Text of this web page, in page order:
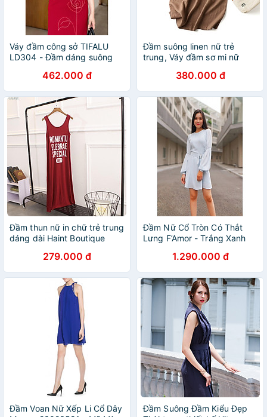
Váy đầm công sở TIFALU
LD304 - Đầm dáng suông
462.000 đ
Đầm suông linen nữ trẻ
trung, Váy đầm sơ mi nữ
chọn mẫu mới thời trang
xuân hè Haint Boutique
Da215
380.000 đ
Đầm thun nữ in chữ trẻ trung
dáng dài Haint Boutique
đẹp nhiều màu HB06
279.000 đ
Đầm Nữ Cổ Tròn Có Thắt
Lưng F’Amor - Trắng Xanh
1.290.000 đ
Đầm Voan Nữ Xếp Li Cổ Dây
Đầm Suông Đầm Kiểu Đẹp